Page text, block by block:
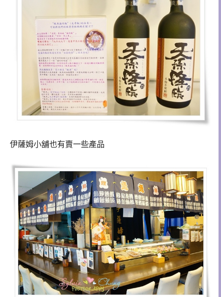
伊薩姆小舖也有賣一些產品